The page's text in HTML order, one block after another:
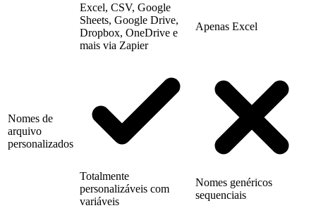
Excel, CSV, Google
Sheets, Google Drive,
Dropbox, OneDrive e
mais via Zapier
Apenas Excel
Nomes de
arquivo
personalizados
Totalmente
personalizáveis com
variáveis
Nomes genéricos
sequenciais